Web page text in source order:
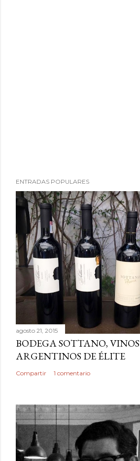
ENTRADAS POPULARES
agosto 21, 2015
BODEGA SOTTANO, VINOS
ARGENTINOS DE ÉLITE
Compartir 1 comentario